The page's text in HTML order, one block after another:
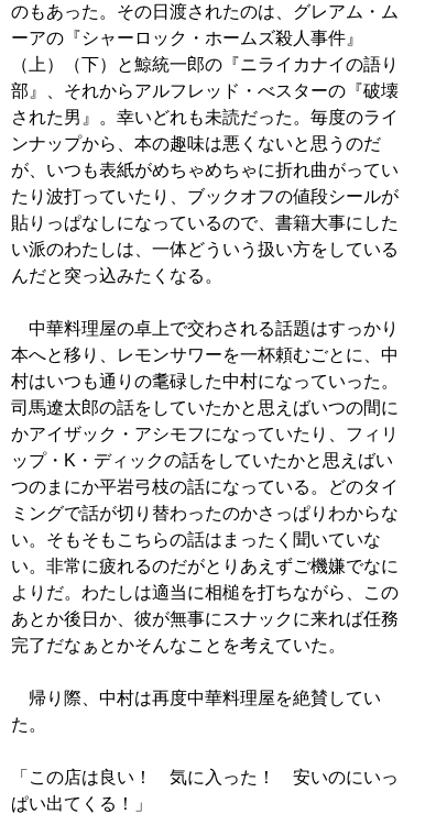
のもあった。その日渡されたのは、グレアム・ム
ーアの『シャーロック・ホームズ殺人事件』
（上）（下）と鯨統一郎の『ニライカナイの語り
部』、それからアルフレッド・べスターの『破壊
された男』。幸いどれも未読だった。毎度のライ
ンナップから、本の趣味は悪くないと思うのだ
が、いつも表紙がめちゃめちゃに折れ曲がってい
たり波打っていたり、ブックオフの値段シールが
貼りっぱなしになっているので、書籍大事にした
い派のわたしは、一体どういう扱い方をしている
んだと突っ込みたくなる。
中華料理屋の卓上で交わされる話題はすっかり
本へと移り、レモンサワーを一杯頼むごとに、中
村はいつも通りの耄碌した中村になっていった。
司馬遼太郎の話をしていたかと思えばいつの間に
かアイザック・アシモフになっていたり、フィリ
ップ・K・ディックの話をしていたかと思えばい
つのまにか平岩弓枝の話になっている。どのタイ
ミングで話が切り替わったのかさっぱりわからな
い。そもそもこちらの話はまったく聞いていな
い。非常に疲れるのだがとりあえずご機嫌でなに
よりだ。わたしは適当に相槌を打ちながら、この
あとか後日か、彼が無事にスナックに来れば任務
完了だなぁとかそんなことを考えていた。
帰り際、中村は再度中華料理屋を絶賛してい
た。
「この店は良い！ 気に入った！ 安いのにいっ
ぱい出てくる！」